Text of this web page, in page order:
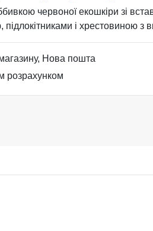
червоної екошкіри зі
і хрестовиною з
Нова пошта
розрахунком